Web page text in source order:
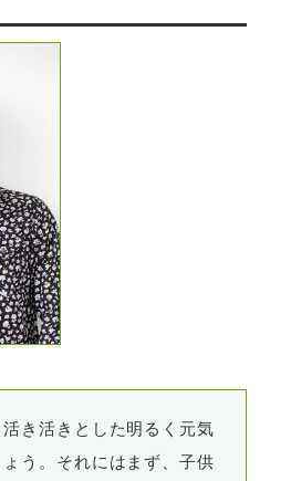
き活きとした明るく元気
う。それにはまず、子供